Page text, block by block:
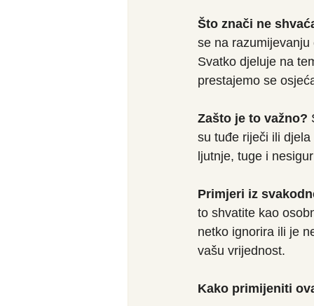
Što znači ne
se na
Svatko djeluje na
prestajemo se
Zašto je to važno?
su tuđe riječi ili
ljutnje, tuge i
Primjeri iz
to shvatite kao
netko ignorira ili je
vašu vrijednost.
Kako primijeniti